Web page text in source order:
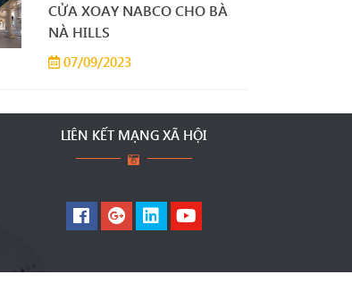
CỬA XOAY NABCO CHO BÀ
NÀ HILLS
07/09/2023
LIÊN KẾT MẠNG XÃ HỘI